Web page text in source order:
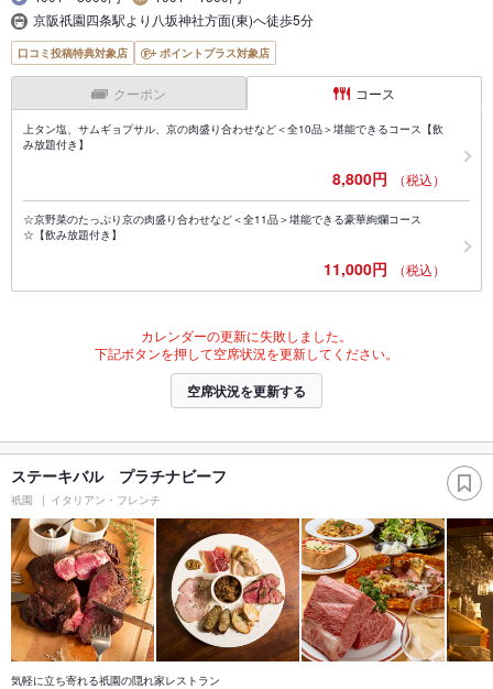
京阪祇園四条駅より八坂神社方面(東)へ徒歩5分
口コミ投稿特典対象店 ポイントプラス対象店
クーポン コース
上タン塩、サムギョプサル、京の肉盛り合わせなど＜全10品＞堪能できるコース【飲
み放題付き】
8,800円 （税込）
☆京野菜のたっぷり京の肉盛り合わせなど＜全11品＞堪能できる豪華絢爛コース
☆【飲み放題付き】
11,000円 （税込）
カレンダーの更新に失敗しました。
下記ボタンを押して空席状況を更新してください。
空席状況を更新する
ステーキバル プラチナビーフ
祇園 イタリアン・フレンチ
気軽に立ち寄れる祇園の隠れ家レストラン